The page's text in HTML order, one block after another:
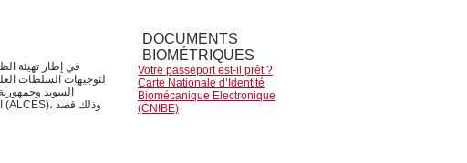
في إطار تهيئة
لتوجيهات السلطات
السويد
DOCUMENTS
BIOMÉTRIQUES
Votre passeport est-il prêt ?
Carte Nationale d’Identité
Biomécanique Electronique
(CNIBE)